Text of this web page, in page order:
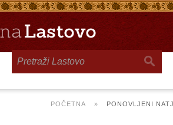
POČETNA » PONOVLJENI